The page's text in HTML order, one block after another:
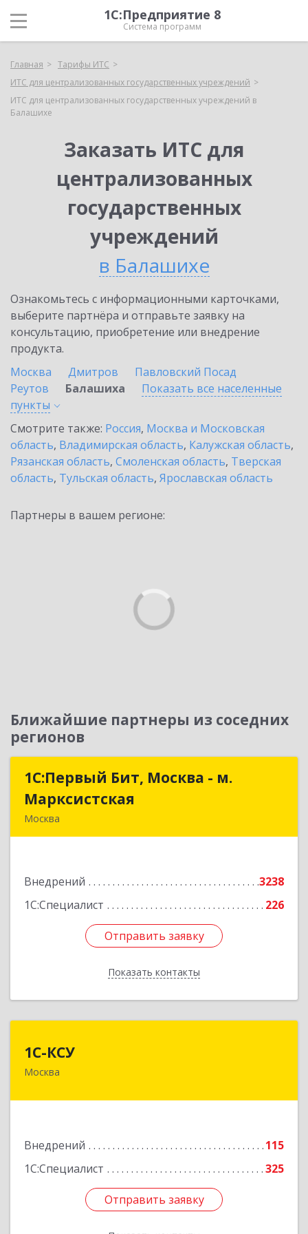
1С:Предприятие 8
Система программ
Главная
Тарифы ИТС
ИТС для централизованных государственных учреждений
ИТС для централизованных государственных учреждений в
Балашихе
Заказать ИТС для
централизованных
государственных
учреждений
в Балашихе
Ознакомьтесь с информационными карточками,
выберите партнёра и отправьте заявку на
консультацию, приобретение или внедрение
продукта.
Москва
Дмитров
Павловский Посад
Реутов
Балашиха
Показать все населенные
пункты
Смотрите также: Россия, Москва и Московская
область, Владимирская область, Калужская область,
Рязанская область, Смоленская область, Тверская
область, Тульская область, Ярославская область
Партнеры в вашем регионе:
Ближайшие партнеры из соседних
регионов
1С:Первый Бит, Москва - м.
Марксистская
Москва
Внедрений
3238
1С:Специалист
226
Отправить заявку
Показать контакты
1С:Первый Бит, Москва - м.
Подробнее
Отправить заявку
Назад
1С-КСУ
Москва
Внедрений
115
1С:Специалист
325
Отправить заявку
129090, Москва г, вн.тер.г. муниципальный
Подробнее
Отправить заявку